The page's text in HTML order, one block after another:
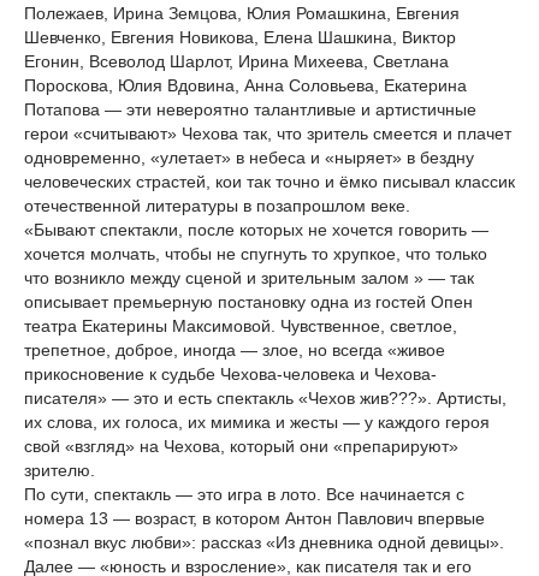
Полежаев, Ирина Земцова, Юлия Ромашкина, Евгения
Шевченко, Евгения Новикова, Елена Шашкина, Виктор
Егонин, Всеволод Шарлот, Ирина Михеева, Светлана
Пороскова, Юлия Вдовина, Анна Соловьева, Екатерина
Потапова — эти невероятно талантливые и артистичные
герои «считывают» Чехова так, что зритель смеется и плачет
одновременно, «улетает» в небеса и «ныряет» в бездну
человеческих страстей, кои так точно и ёмко писывал классик
отечественной литературы в позапрошлом веке.
«Бывают спектакли, после которых не хочется говорить —
хочется молчать, чтобы не спугнуть то хрупкое, что только
что возникло между сценой и зрительным залом » — так
описывает премьерную постановку одна из гостей Опен
театра Екатерины Максимовой. Чувственное, светлое,
трепетное, доброе, иногда — злое, но всегда «живое
прикосновение к судьбе Чехова-человека и Чехова-
писателя» — это и есть спектакль «Чехов жив???». Артисты,
их слова, их голоса, их мимика и жесты — у каждого героя
свой «взгляд» на Чехова, который они «препарируют»
зрителю.
По сути, спектакль — это игра в лото. Все начинается с
номера 13 — возраст, в котором Антон Павлович впервые
«познал вкус любви»: рассказ «Из дневника одной девицы».
Далее — «юность и взросление», как писателя так и его